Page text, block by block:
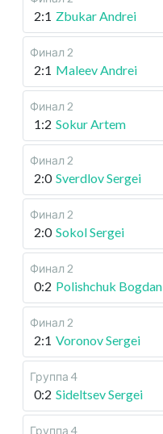
2:1 Zbukar Andrei
Финал 2
2:1 Maleev Andrei
Финал 2
1:2 Sokur Artem
Финал 2
2:0 Sverdlov Sergei
Финал 2
2:0 Sokol Sergei
Финал 2
0:2 Polishchuk Bogdan
Финал 2
2:1 Voronov Sergei
Группа 4
0:2 Sideltsev Sergei
Группа 4